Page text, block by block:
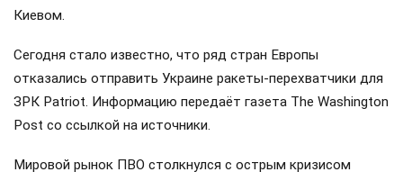
Киевом.
Сегодня стало известно, что ряд стран Европы
отказались отправить Украине ракеты-перехватчики для
ЗРК Patriot. Информацию передаёт газета The Washington
Post со ссылкой на источники.
Мировой рынок ПВО столкнулся с острым кризисом